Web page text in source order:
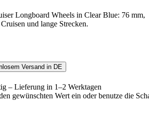
Longboard Wheels in Clear Blue: 76 mm,
und lange Strecken.
Versand in DE
– Lieferung in 1–2 Werktagen
gewünschten Wert ein oder benutze die